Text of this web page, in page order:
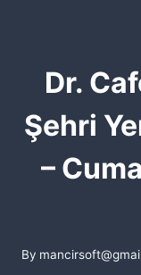
Dr.
Şehri
–
By